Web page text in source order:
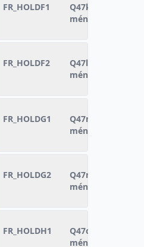
FR_HOLDF1
Q47k - âge de la
ménage
FR_HOLDF2
Q47l - sexe de la
ménage
FR_HOLDG1
Q47m - âge de la
ménage
FR_HOLDG2
Q47n - sexe de
ménage
FR_HOLDH1
Q47o - âge de la
ménage